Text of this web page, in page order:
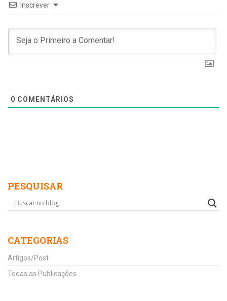
Inscrever
0 COMENTÁRIOS
PESQUISAR
CATEGORIAS
Artigos/Post
Todas as Publicações